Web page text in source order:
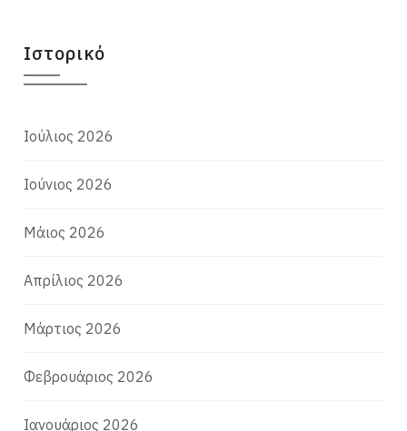
Ιστορικό
Ιούλιος 2026
Ιούνιος 2026
Μάιος 2026
Απρίλιος 2026
Μάρτιος 2026
Φεβρουάριος 2026
Ιανουάριος 2026